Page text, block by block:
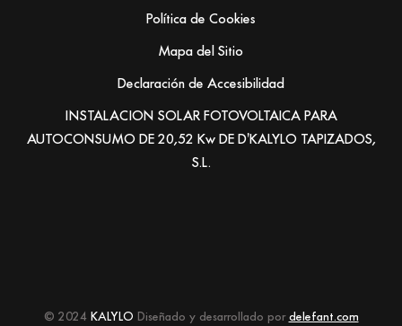
Política de Cookies
Mapa del Sitio
Declaración de Accesibilidad
INSTALACION SOLAR FOTOVOLTAICA PARA
AUTOCONSUMO DE 20,52 Kw DE D'KALYLO TAPIZADOS,
S.L.
© 2024 KALYLO Diseñado y desarrollado pordelefant.com